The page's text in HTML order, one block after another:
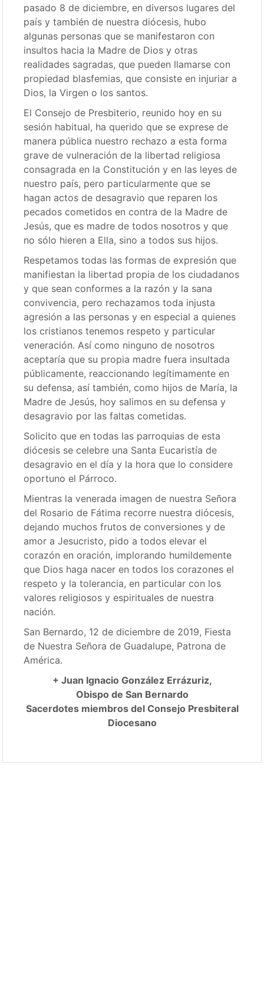
pasado 8 de diciembre, en diversos lugares del
país y también de nuestra diócesis, hubo
algunas personas que se manifestaron con
insultos hacia la Madre de Dios y otras
realidades sagradas, que pueden llamarse con
propiedad blasfemias, que consiste en injuriar a
Dios, la Virgen o los santos.
El Consejo de Presbiterio, reunido hoy en su
sesión habitual, ha querido que se exprese de
manera pública nuestro rechazo a esta forma
grave de vulneración de la libertad religiosa
consagrada en la Constitución y en las leyes de
nuestro país, pero particularmente que se
hagan actos de desagravio que reparen los
pecados cometidos en contra de la Madre de
Jesús, que es madre de todos nosotros y que
no sólo hieren a Ella, sino a todos sus hijos.
Respetamos todas las formas de expresión que
manifiestan la libertad propia de los ciudadanos
y que sean conformes a la razón y la sana
convivencia, pero rechazamos toda injusta
agresión a las personas y en especial a quienes
los cristianos tenemos respeto y particular
veneración. Así como ninguno de nosotros
aceptaría que su propia madre fuera insultada
públicamente, reaccionando legítimamente en
su defensa, así también, como hijos de María, la
Madre de Jesús, hoy salimos en su defensa y
desagravio por las faltas cometidas.
Solicito que en todas las parroquias de esta
diócesis se celebre una Santa Eucaristía de
desagravio en el día y la hora que lo considere
oportuno el Párroco.
Mientras la venerada imagen de nuestra Señora
del Rosario de Fátima recorre nuestra diócesis,
dejando muchos frutos de conversiones y de
amor a Jesucristo, pido a todos elevar el
corazón en oración, implorando humildemente
que Dios haga nacer en todos los corazones el
respeto y la tolerancia, en particular con los
valores religiosos y espirituales de nuestra
nación.
San Bernardo, 12 de diciembre de 2019, Fiesta
de Nuestra Señora de Guadalupe, Patrona de
América.
+ Juan Ignacio González Errázuriz,
Obispo de San Bernardo
Sacerdotes miembros del Consejo Presbiteral
Diocesano